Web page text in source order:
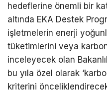
hedeflerine önemli bir
altında EKA Destek
işletmelerin enerji
tüketimlerini veya
inceleyecek olan
bu yıla özel olarak
kriterini